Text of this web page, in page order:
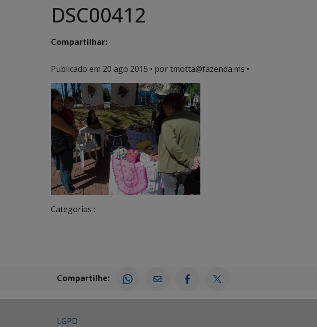
DSC00412
Compartilhar:
Publicado em 20 ago 2015 • por tmotta@fazenda.ms •
Categorias :
Compartilhe:
LGPD